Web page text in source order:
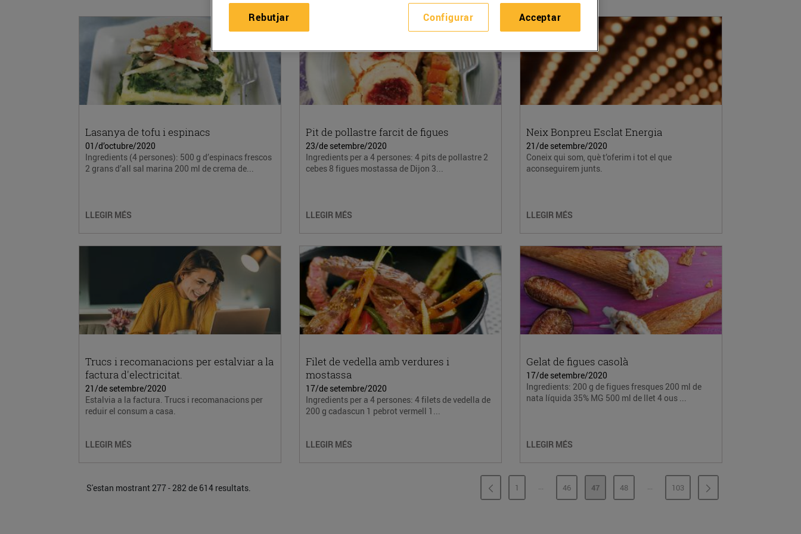
Lasanya de tofu i espinacs
01/d’octubre/2020
Ingredients (4 persones): 500 g d’espinacs frescos
2 grans d’all sal marina 200 ml de crema de...
LLEGIR MÉS
Pit de pollastre farcit de figues
23/de setembre/2020
Ingredients per a 4 persones: 4 pits de pollastre 2
cebes 8 figues mostassa de Dijon 3...
LLEGIR MÉS
Neix Bonpreu Esclat Energia
21/de setembre/2020
Coneix qui som, què t’oferim i tot el que
aconseguirem junts.
LLEGIR MÉS
Trucs i recomanacions per estalviar a la
factura d'electricitat.
21/de setembre/2020
Estalvia a la factura. Trucs i recomanacions per
reduir el consum a casa.
LLEGIR MÉS
Filet de vedella amb verdures i
mostassa
17/de setembre/2020
Ingredients per a 4 persones: 4 filets de vedella de
200 g cadascun 1 pebrot vermell 1...
LLEGIR MÉS
Gelat de figues casolà
17/de setembre/2020
Ingredients: 200 g de figues fresques 200 ml de
nata líquida 35% MG 500 ml de llet 4 ous ...
LLEGIR MÉS
S'estan mostrant 277 - 282 de 614 resultats. PÀGINA
1 ...PÀGINES INTERMÈDIES
PÀGINA
46 PÀGINA
47 PÀGINA
48 ...PÀGINES INTERMÈDIES
PÀGINA
103
Configurar
Rebutjar Acceptar